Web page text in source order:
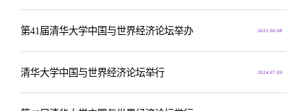
2021.06.08
第41届清华大学中国与世界经济论坛举办
2024.07.09
清华大学中国与世界经济论坛举行